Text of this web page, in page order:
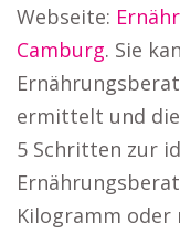
Webseite:
Camburg. Sie
ermittelt und
5 Schritten zur
Kilogramm oder